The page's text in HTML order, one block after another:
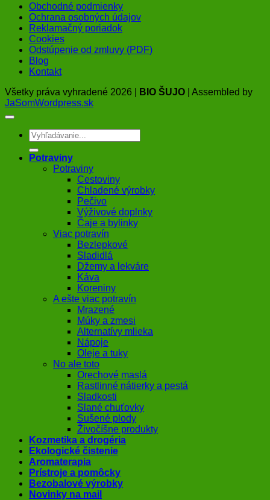
Obchodné podmienky
Ochrana osobných údajov
Reklamačný poriadok
Cookies
Odstúpenie od zmluvy (PDF)
Blog
Kontakt
Všetky práva vyhradené 2026 |
BIO ŠUJO | Assembled by
JaSomWordpress.sk
Hľadať:
Potraviny
Potraviny
Cestoviny
Chladené výrobky
Pečivo
Výživové doplnky
Čaje a bylinky
Viac potravín
Bezlepkové
Sladidlá
Džemy a lekváre
Káva
Koreniny
A ešte viac potravín
Mrazené
Múky a zmesi
Alternatívy mlieka
Nápoje
Oleje a tuky
No ale toto
Orechové maslá
Rastlinné nátierky a pestá
Sladkosti
Slané chuťovky
Sušené plody
Živočíšne produkty
Kozmetika a drogéria
Ekologické čistenie
Aromaterapia
Prístroje a pomôcky
Bezobalové výrobky
Novinky na mail